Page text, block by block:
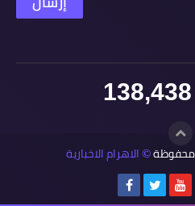
138,438
محفوظة© الاهرام الاخبارية